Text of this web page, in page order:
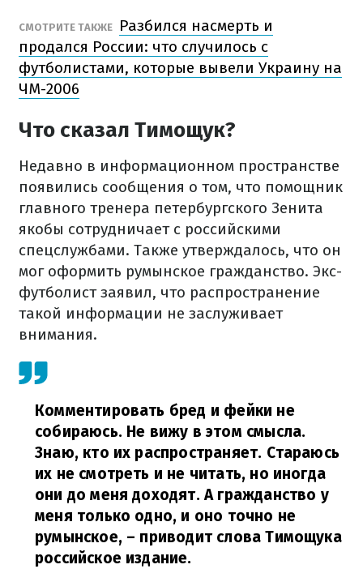
СМОТРИТЕ ТАКЖЕ
Разбился насмерть и
продался России: что случилось с
футболистами, которые вывели Украину на
ЧМ-2006
Что сказал Тимощук?
Недавно в информационном пространстве
появились сообщения о том, что помощник
главного тренера петербургского Зенита
якобы сотрудничает с российскими
спецслужбами. Также утверждалось, что он
мог оформить румынское гражданство. Экс-
футболист заявил, что распространение
такой информации не заслуживает
внимания.
Комментировать бред и фейки не
собираюсь. Не вижу в этом смысла.
Знаю, кто их распространяет. Стараюсь
их не смотреть и не читать, но иногда
они до меня доходят. А гражданство у
меня только одно, и оно точно не
румынское, – приводит слова Тимощука
российское издание.